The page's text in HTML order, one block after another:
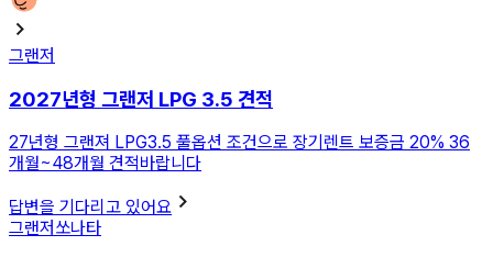
그랜저
2027년형 그랜저 LPG 3.5 견적
27년형 그랜져 LPG3.5 풀옵션 조건으로 장기렌트 보증금 20% 36
개월~48개월 견적바랍니다
답변을 기다리고 있어요
그랜저 쏘나타